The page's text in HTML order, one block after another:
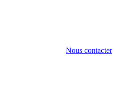
Nous contacter